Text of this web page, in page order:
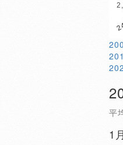
平
1